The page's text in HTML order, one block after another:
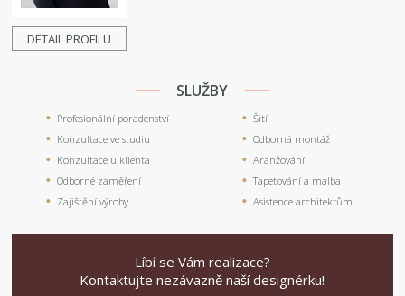
DETAIL PROFILU
SLUŽBY
Profesionální poradenství
Konzultace ve studiu
Konzultace u klienta
Odborné zaměření
Zajištění výroby
Šití
Odborná montáž
Aranžování
Tapetování a malba
Asistence architektům
Líbí se Vám realizace?
Kontaktujte nezávazně naší designérku!